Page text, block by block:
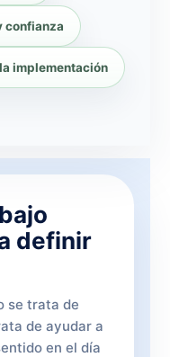
confianza
implementación
definir
se trata de
de ayudar a
en el día